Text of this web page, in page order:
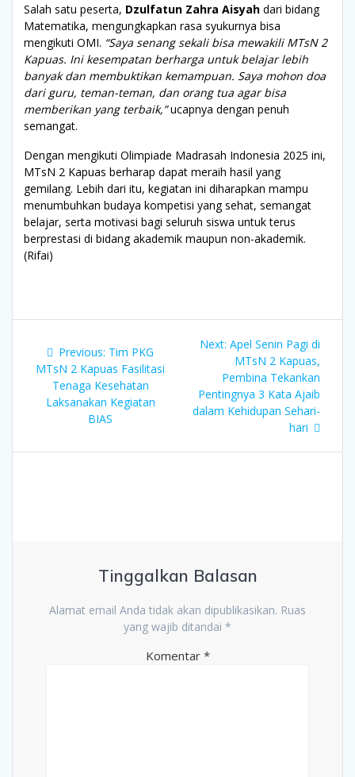
Salah satu peserta, Dzulfatun Zahra Aisyah dari bidang
Matematika, mengungkapkan rasa syukurnya bisa
mengikuti OMI. “Saya senang sekali bisa mewakili MTsN 2
Kapuas. Ini kesempatan berharga untuk belajar lebih
banyak dan membuktikan kemampuan. Saya mohon doa
dari guru, teman-teman, dan orang tua agar bisa
memberikan yang terbaik,”ucapnya dengan penuh
semangat.
Dengan mengikuti Olimpiade Madrasah Indonesia 2025 ini,
MTsN 2 Kapuas berharap dapat meraih hasil yang
gemilang. Lebih dari itu, kegiatan ini diharapkan mampu
menumbuhkan budaya kompetisi yang sehat, semangat
belajar, serta motivasi bagi seluruh siswa untuk terus
berprestasi di bidang akademik maupun non-akademik.
(Rifai)
posPrevious: Previous
post:
Tim PKG
MTsN 2 Kapuas Fasilitasi
Tenaga Kesehatan
Laksanakan Kegiatan
BIAS
Next: Next
post:
Apel Senin Pagi di
MTsN 2 Kapuas,
Pembina Tekankan
Pentingnya 3 Kata Ajaib
dalam Kehidupan Sehari-
hari
Tinggalkan Balasan
Alamat email Anda tidak akan dipublikasikan. Ruas
yang wajib ditandai *
Komentar *